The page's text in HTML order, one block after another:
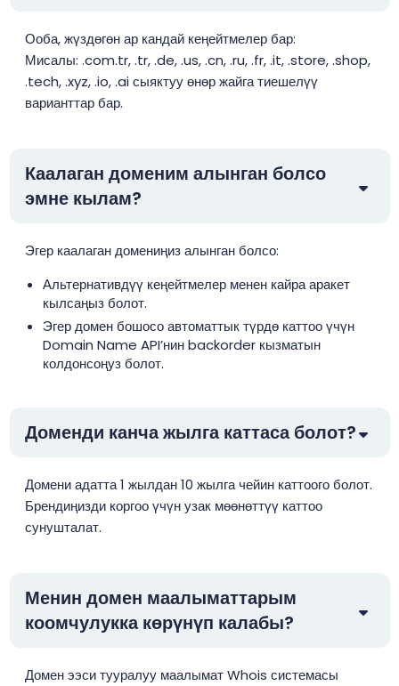
Ооба, жүздөгөн ар кандай кеңейтмелер бар:
Мисалы: .com.tr, .tr, .de, .us, .cn, .ru, .fr, .it, .store, .shop,
.tech, .xyz, .io, .ai сыяктуу өнөр жайга тиешелүү
варианттар бар.
Каалаган доменим алынган болсо
эмне кылам?
Эгер каалаган домениңиз алынган болсо:
Альтернативдүү кеңейтмелер менен кайра аракет
кылсаңыз болот.
Эгер домен бошосо автоматтык түрдө каттоо үчүн
Domain Name API’нин backorder кызматын
колдонсоңуз болот.
Доменди канча жылга каттаса болот?
Домени адатта 1 жылдан 10 жылга чейин каттоого болот.
Брендиңизди коргоо үчүн узак мөөнөттүү каттоо
сунушталат.
Менин домен маалыматтарым
коомчулукка көрүнүп калабы?
Домен ээси тууралуу маалымат Whois системасы